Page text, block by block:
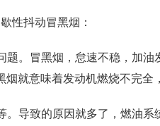
性抖动冒黑烟：
题。冒黑烟，怠速不稳，加
烟就意味着发动机燃烧不完全
。导致的原因就多了，燃油